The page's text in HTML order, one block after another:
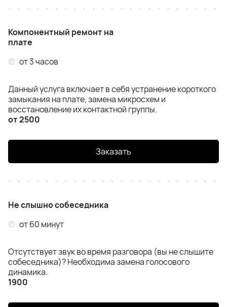
iPhone 11 Pro
iPhone 11
iPhone XS Max
iPhone XR
iPhone SE (2020) / SE (2022) / SE (2023)
iPhone 8 Plus
iPhone 8
iPhone 7
Компонентный ремонт на
плате
от 3 часов
Данный услуга включает в себя устранение короткого
замыкания на плате, замена микросхем и
восстановление их контактной группы.
от 2500
Заказать
Не слышно собеседника
от 60 минут
Отсутствует звук во время разговора (вы не слышите
собеседника)? Необходима замена голосового
динамика.
1900